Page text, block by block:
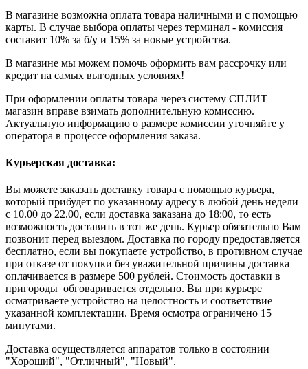
В магазине возможна оплата товара наличными и с помощью
карты. В случае выбора оплаты через терминал - комиссия
составит 10% за б/у и 15% за новые устройства.
В магазине мы можем помочь оформить вам рассрочку или
кредит на самых выгодных условиях!
При оформлении оплаты товара через систему СПЛИТ
магазин вправе взимать дополнительную комиссию.
Актуальную информацию о размере комиссии уточняйте у
оператора в процессе оформления заказа.
Курьерская доставка:
Вы можете заказать доставку товара с помощью курьера,
который прибудет по указанному адресу в любой день недели
с 10.00 до 22.00, если доставка заказана до 18:00, то есть
возможность доставить в тот же день. Курьер обязательно Вам
позвонит перед выездом. Доставка по городу предоставляется
бесплатно, если вы покупаете устройство, в противном случае
при отказе от покупки без уважительной причины доставка
оплачивается в размере 500 рублей. Стоимость доставки в
пригороды обговаривается отдельно. Вы при курьере
осматриваете устройство на целостность и соответствие
указанной комплектации. Время осмотра ограничено 15
минутами.
Доставка осуществляется аппаратов только в состоянии
"Хороший", "Отличный", "Новый".